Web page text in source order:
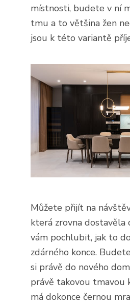
místnosti, budete v ní
tmu a to většina žen
jsou k této variantě
Můžete přijít na
která zrovna dostavěla
vám pochlubit, jak to
zdárného konce.
si právě do nového
právě takovou tmavou
má dokonce černou